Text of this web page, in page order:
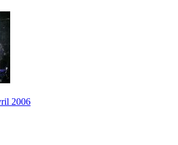
2006